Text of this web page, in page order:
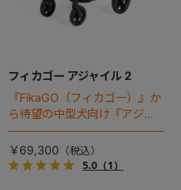
フィカゴー アジャイル 2
『FikaGO（フィカゴー）』か
ら待望の中型犬向け『アジャ
イル２』 登場！耐荷重30kg
で、しかも1秒・自動収納機能
搭載！！
￥69,300
5.0（1）